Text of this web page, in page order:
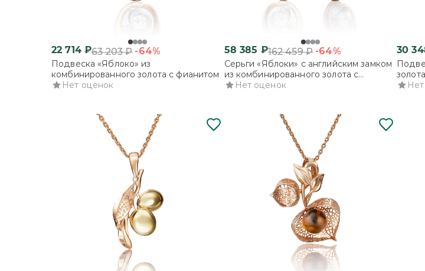
22 714₽63 203₽ -64%
Подвеска «Яблоко» из
комбинированного золота с фианитом
Нет оценок
58 385 ₽162 459₽ -64%
Серьги «Яблоки» с английским замком
из комбинированного золота с
фианитом
Нет оценок
30